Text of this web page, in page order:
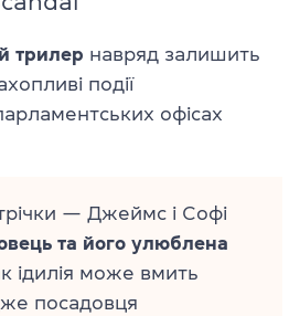
трилер навряд залишить
події
офісах
— Джеймс і Софі
та його улюблена
ідилія може вмить
посадовця